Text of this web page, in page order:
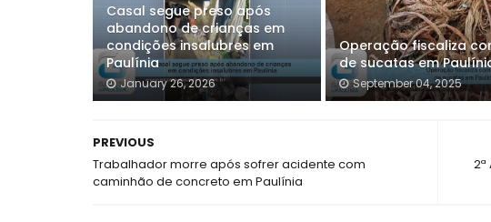
Casal segue preso após
abandono de crianças em
condições insalubres em
Paulínia
January 26, 2026
Operação fiscaliza
de sucatas em
September 04, 2025
PREVIOUS
Trabalhador morre após sofrer acidente com
caminhão de concreto em Paulínia